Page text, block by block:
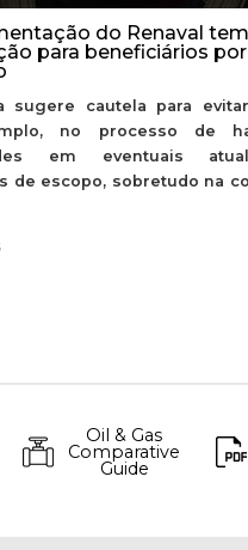
do Renaval
para beneficiários
sugere cautela para
no processo de
em eventuais
de escopo, sobretudo na
Oil & Gas
Comparative
Guide